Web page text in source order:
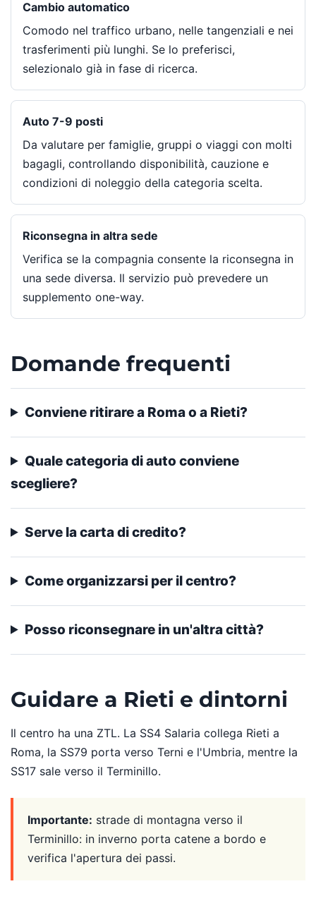
Cambio automatico
Comodo nel traffico urbano, nelle tangenziali e nei
trasferimenti più lunghi. Se lo preferisci,
selezionalo già in fase di ricerca.
Auto 7-9 posti
Da valutare per famiglie, gruppi o viaggi con molti
bagagli, controllando disponibilità, cauzione e
condizioni di noleggio della categoria scelta.
Riconsegna in altra sede
Verifica se la compagnia consente la riconsegna in
una sede diversa. Il servizio può prevedere un
supplemento one-way.
Domande frequenti
Conviene ritirare a Roma o a Rieti?
Quale categoria di auto conviene
scegliere?
Serve la carta di credito?
Come organizzarsi per il centro?
Posso riconsegnare in un'altra città?
Guidare a Rieti e dintorni
Il centro ha una ZTL. La SS4 Salaria collega Rieti a
Roma, la SS79 porta verso Terni e l'Umbria, mentre la
SS17 sale verso il Terminillo.
Importante: strade di montagna verso il
Terminillo: in inverno porta catene a bordo e
verifica l'apertura dei passi.